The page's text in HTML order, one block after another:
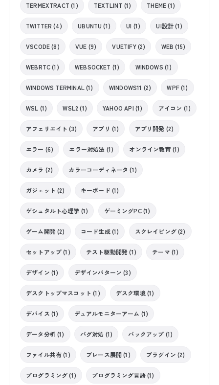
TERMEXTRACT (1) TEXTLINT (1) THEME (1)
TWITTER (4) UBUNTU (1) UI (1) UI設計 (1)
VSCODE (8) VUE (9) VUETIFY (2) WEB (15)
WEBRTC (1) WEBSOCKET (1) WINDOWS (1)
WINDOWS TERMINAL (1) WINDOWS11 (2) WPF (1)
WSL (1) WSL2 (1) YAHOO API (1) アイコン (1)
アフェリエイト (3) アプリ (1) アプリ開発 (2)
エラー (6) エラー対処法 (1) オンライン教育 (1)
カメラ (2) カラーコーディネータ (1)
ガジェット (2) キーボード (1)
ゲシュタルト心理学 (1) ゲーミングPC (1)
ゲーム開発 (2) コード生成 (1) スクレイピング (2)
セットアップ (1) テスト駆動開発 (1) テーマ (1)
デザイン (1) デザインパターン (3)
デスクトップマスコット (1) デスク環境 (1)
デバイス (1) デュアルモニターアーム (1)
データ分析 (1) バグ対処 (1) バックアップ (1)
ファイル共有 (1) ブレース展開 (1) プラグイン (2)
プログラミング (1) プログラミング言語 (1)